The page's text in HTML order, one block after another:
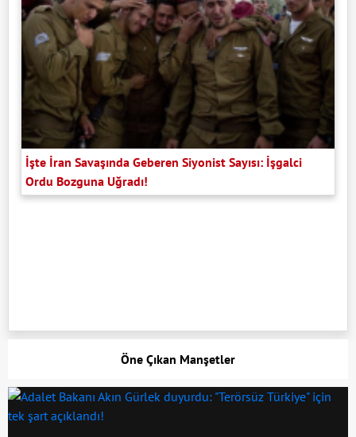
İşte İran Savaşında Geberen Siyonist Sayısı: İşgalci
Ordu Bozguna Uğradı!
Öne Çıkan Manşetler